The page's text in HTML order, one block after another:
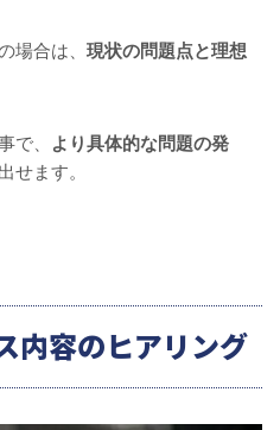
場合は、 現状の問題点と理想
で、
より具体的な問題の発
せます。
内容のヒアリング